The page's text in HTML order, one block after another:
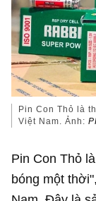
Pin Con Thỏ là
Việt Nam. Ảnh:
Pin Con Thỏ
bóng một